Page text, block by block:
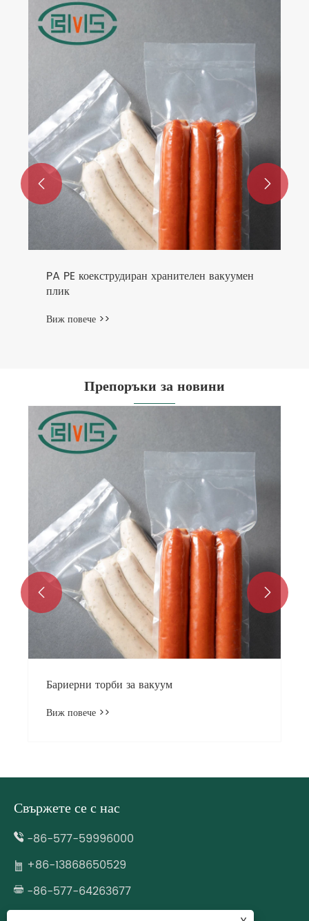
PA PE коекструдиран хранителен вакуумен
плик
Виж повече >>
 
Препоръки за новини
Бариерни торби за вакуум
Виж повече >>
 
Свържете се с нас
-86-577-59996000
+86-13868650529
-86-577-64263677